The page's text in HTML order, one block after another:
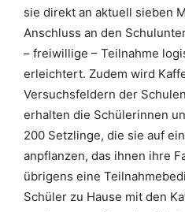
sie direkt an aktuell sieben
Anschluss an den
– freiwillige – Teilnahme
erleichtert. Zudem wird
Versuchsfeldern der
erhalten die Schülerinnen
200 Setzlinge, die sie auf
anpflanzen, das ihnen ihre
übrigens eine
Schüler zu Hause mit den